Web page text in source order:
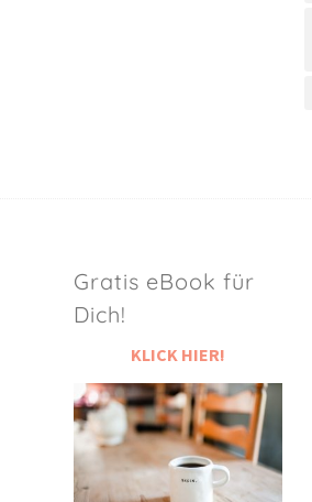
Gratis eBook für
Dich!
KLICK HIER!